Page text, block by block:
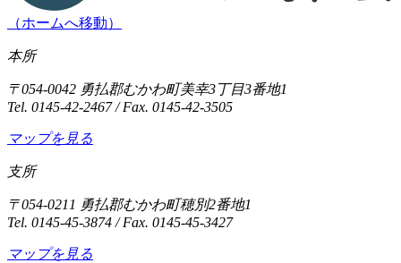
（ホームへ移動）
本所
〒054-0042 勇払郡むかわ町美幸3丁目3番地1
Tel. 0145-42-2467 / Fax. 0145-42-3505
マップを見る
支所
〒054-0211 勇払郡むかわ町穂別2番地1
Tel. 0145-45-3874 / Fax. 0145-45-3427
マップを見る